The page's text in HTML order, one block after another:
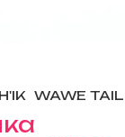
WAWE